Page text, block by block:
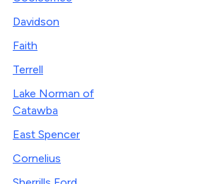
Davidson
Faith
Terrell
Lake Norman of
Catawba
East Spencer
Cornelius